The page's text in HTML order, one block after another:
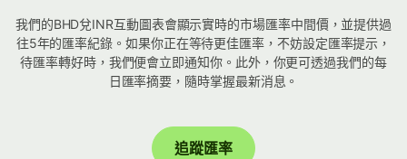
我們的BHD兌INR互動圖表會顯示實時的市場匯率中間價，並提供過
往5年的匯率紀錄。如果你正在等待更佳匯率，不妨設定匯率提示，
待匯率轉好時，我們便會立即通知你。此外，你更可透過我們的每
日匯率摘要，隨時掌握最新消息。
追蹤匯率